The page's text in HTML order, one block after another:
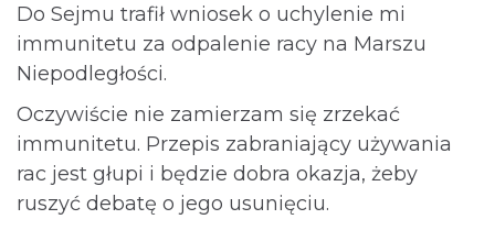
Do Sejmu trafił wniosek o uchylenie mi
immunitetu za odpalenie racy na Marszu
Niepodległości.
Oczywiście nie zamierzam się zrzekać
immunitetu. Przepis zabraniający używania
rac jest głupi i będzie dobra okazja, żeby
ruszyć debatę o jego usunięciu.